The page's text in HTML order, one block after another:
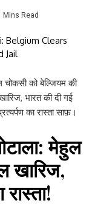
Mins Read
को बेल्जियम की
भारत की दी गई
का रास्ता साफ़।
मेहुल
खारिज,